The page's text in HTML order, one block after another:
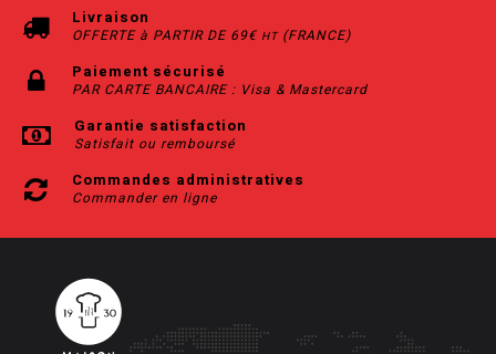
Livraison
OFFERTE à PARTIR DE 69€ HT(FRANCE)
Paiement sécurisé
PAR CARTE BANCAIRE : Visa & Mastercard
Garantie satisfaction
Satisfait ou remboursé
Commandes administratives
Commander en ligne